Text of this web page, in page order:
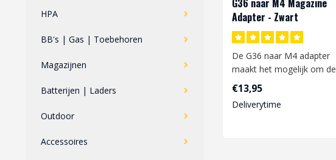
HPA
BB's | Gas | Toebehoren
Magazijnen
Batterijen | Laders
Outdoor
Accessoires
Adapter - Zwart
De G36 naar M4 adapter
maakt het mogelijk om de
veelgebruikte M4
magazijnen te g..
€13,95
Deliverytime